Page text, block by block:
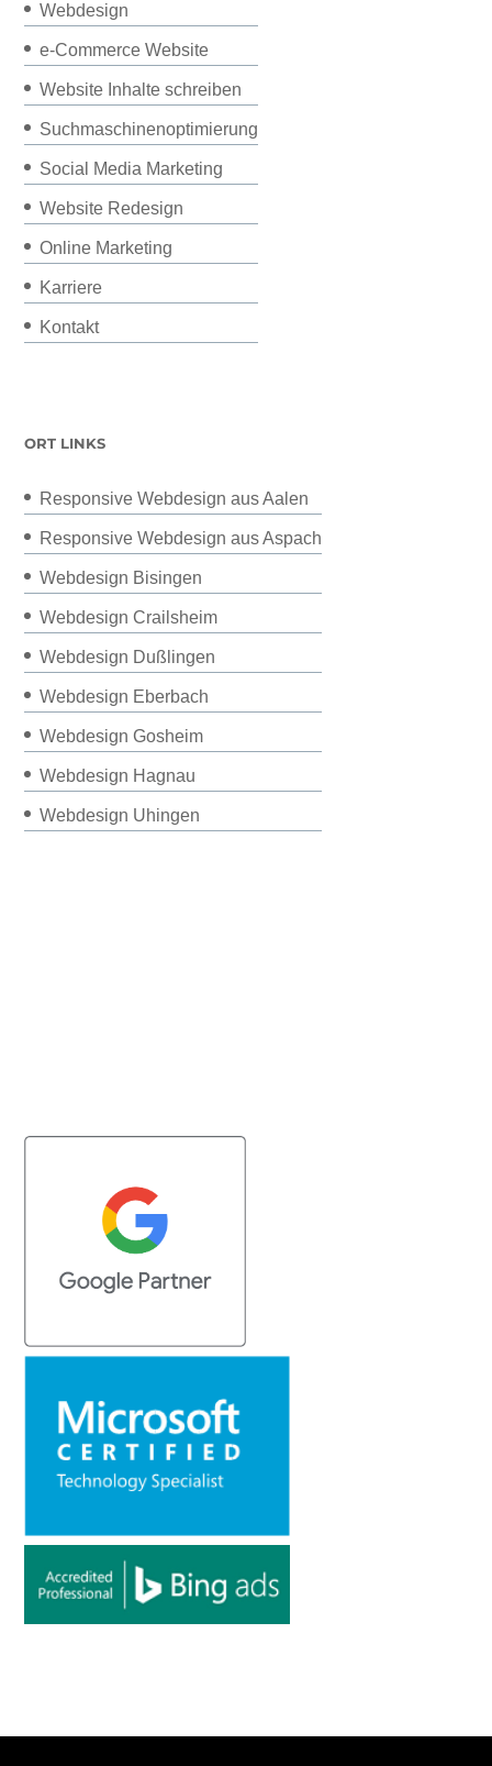
Webdesign
e-Commerce Website
Website Inhalte schreiben
Suchmaschinenoptimierung
Social Media Marketing
Website Redesign
Online Marketing
Karriere
Kontakt
ORT LINKS
Responsive Webdesign aus Aalen
Responsive Webdesign aus Aspach
Webdesign Bisingen
Webdesign Crailsheim
Webdesign Dußlingen
Webdesign Eberbach
Webdesign Gosheim
Webdesign Hagnau
Webdesign Uhingen